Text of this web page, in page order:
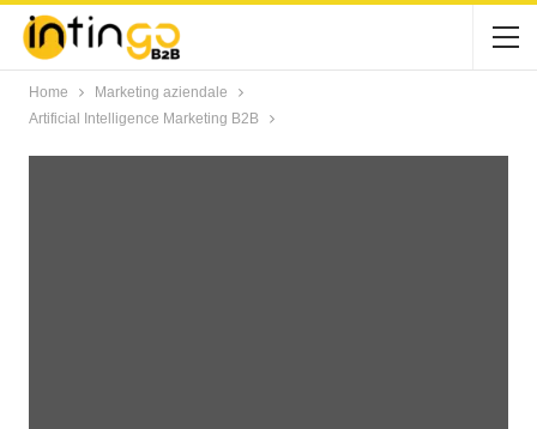
Home
Marketing aziendale
Artificial Intelligence Marketing B2B